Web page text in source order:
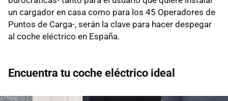
un cargador en casa como para los 45 Operadores de
Puntos de Carga-, serán la clave para hacer despegar
al coche eléctrico en España.
Encuentra tu coche eléctrico ideal